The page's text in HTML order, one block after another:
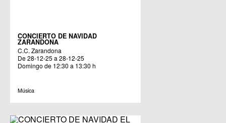
CONCIERTO DE NAVIDAD
ZARANDONA
C.C. Zarandona
De 28-12-25 a 28-12-25
Domingo de 12:30 a 13:30 h
Música